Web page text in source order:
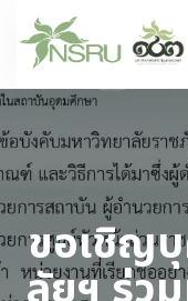
ขอเชิญ